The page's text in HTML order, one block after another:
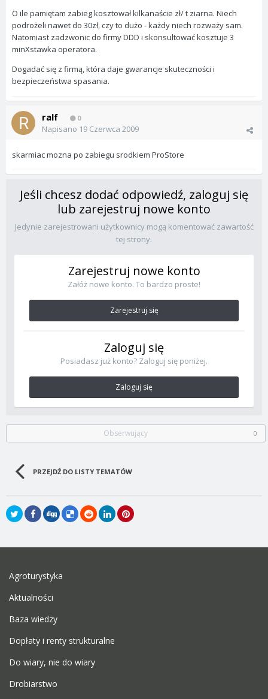
O ile pamiętam zabieg kosztował kilkanaście zł/ t ziarna. Niech
podrożeli nawet do 30zł, czy to dużo - każdy niech rozważy sam.
Natomiast zadzwonic do firmy DDD i skonsultować kosztuje 3
minXstawka operatora.
Dogadać się z firmą, która daje gwarancje skuteczności i
bezpieczeństwa spasania.
ralf 0
Napisano 19 Czerwca 2009
skarmiac mozna po zabiegu srodkiem ProStore
Jeśli chcesz dodać odpowiedź, zaloguj się
lub zarejestruj nowe konto
Jedynie zarejestrowani użytkownicy mogą komentować zawartość
tej strony.
Zarejestruj nowe konto
Załóż nowe konto. To bardzo proste!
Zarejestruj się
Zaloguj się
Posiadasz już konto? Zaloguj się poniżej.
Zaloguj się
Obserwujący 0
PRZEJDŹ DO LISTY TEMATÓW
Agroturystyka
Aktualności
Baza wiedzy
Dopłaty i renty strukturalne
Do wiary, nie do wiary
Drobiarstwo